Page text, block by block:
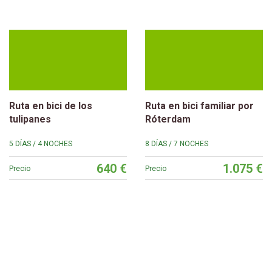
Ruta en bici de los
tulipanes
5 DÍAS / 4 NOCHES
Precio 640 €
Ruta en bici familiar por
Róterdam
8 DÍAS / 7 NOCHES
Precio 1.075 €